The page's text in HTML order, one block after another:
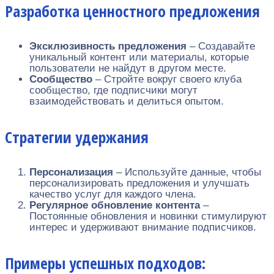
Разработка ценностного предложения
Эксклюзивность предложения – Создавайте
уникальный контент или материалы, которые
пользователи не найдут в другом месте.
Сообщество – Стройте вокруг своего клуба
сообщество, где подписчики могут
взаимодействовать и делиться опытом.
Стратегии удержания
Персонализация – Используйте данные, чтобы
персонализировать предложения и улучшать
качество услуг для каждого члена.
Регулярное обновление контента–
Постоянные обновления и новинки стимулируют
интерес и удерживают внимание подписчиков.
Примеры успешных подходов: